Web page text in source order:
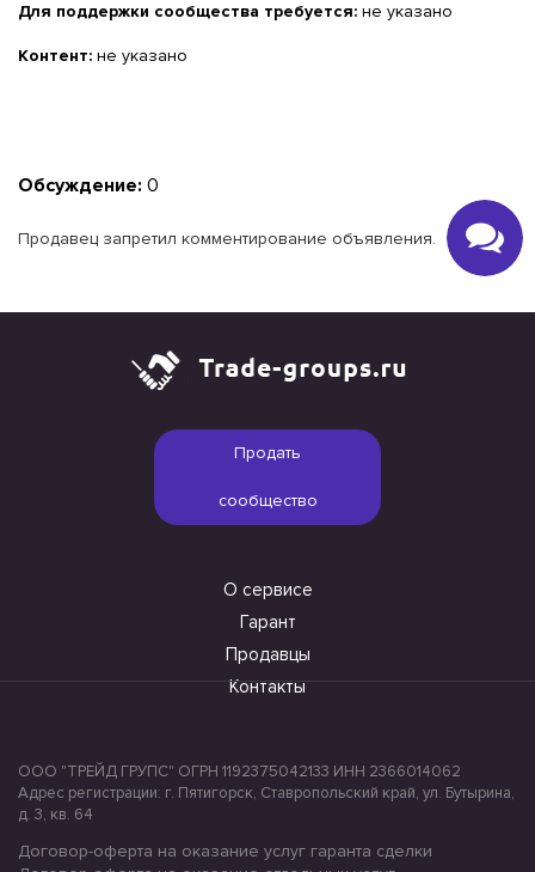
Для поддержки сообщества требуется: не указано
Контент: не указано
Обсуждение: 0
Продавец запретил комментирование объявления.
Продать
сообщество
О сервисе
Гарант
Продавцы
Контакты
ООО "ТРЕЙД ГРУПС" ОГРН 1192375042133 ИНН 2366014062
Адрес регистрации: г. Пятигорск, Ставропольский край, ул. Бутырина,
д. 3, кв. 64
Договор-оферта на оказание услуг гаранта сделки